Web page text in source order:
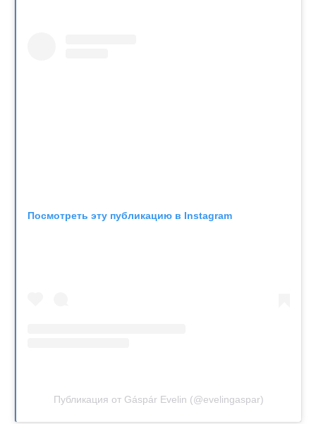
Посмотреть эту публикацию в Instagram
Публикация от Gáspár Evelin (@evelingaspar)